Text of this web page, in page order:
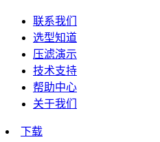
联系我们
选型知道
压滤演示
技术支持
帮助中心
关于我们
下载